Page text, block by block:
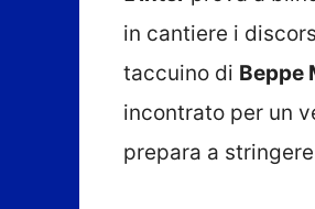
in cantiere i
taccuino di Beppe
incontrato per un
prepara a